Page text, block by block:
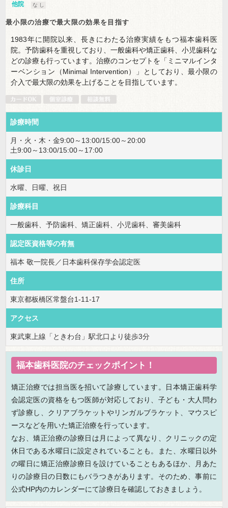
他院 な し
最小限の治療で最大限の効果を目指す
1983年に開院以来、長きにわたる治療実績をもつ福本歯科医
院。予防歯科を重視しており、一般歯科や矯正歯科、小児歯科な
どの診療も行っています。治療のコンセプトを「ミニマルインタ
ーベンション（Minimal Intervention）」としており、最小限の
介入で最大限の効果を上げることを目指しています。
診療時間
月・火・木・金9:00～13:00/15:00～20:00
土9:00～13:00/15:00～17:00
休診日
水曜、日曜、祝日
診療科目
一般歯科、予防歯科、矯正歯科、小児歯科、審美歯科
認定医資格等の有無
福本 敬一院長／日本歯科保存学会認定医
住所
東京都板橋区常盤台1-11-17
アクセス
東武東上線「ときわ台」駅北口より徒歩3分
福本歯科医院のチェックポイント！
矯正治療では担当医を招いて診療しています。日本矯正歯科学
会認定医の資格をもつ医師が対応しており、子ども・大人問わ
ず診療し、クリアブラケットやリンガルブラケット、マウスピ
ースなどを用いた矯正治療を行っています。
なお、矯正治療の診療日は月によって異なり、クリニックの定
休日である水曜日に設定されていることも。また、水曜日以外
の曜日に矯正治療診療日を設けていることもあるほか、月あた
りの診療日の日数にもバラつきがあります。そのため、事前に
公式HP内のカレンダーにて診療日を確認しておきましょう。